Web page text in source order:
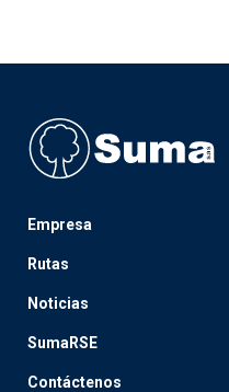
Empresa
Rutas
Noticias
SumaRSE
Contáctenos